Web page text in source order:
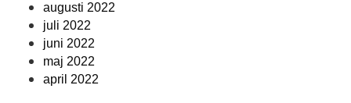
augusti 2022
juli 2022
juni 2022
maj 2022
april 2022